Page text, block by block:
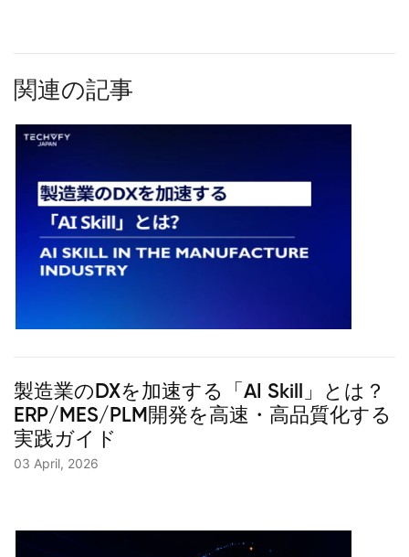
関連の記事
製造業のDXを加速する「AI Skill」とは？
ERP/MES/PLM開発を高速・高品質化する
実践ガイド
03 April, 2026